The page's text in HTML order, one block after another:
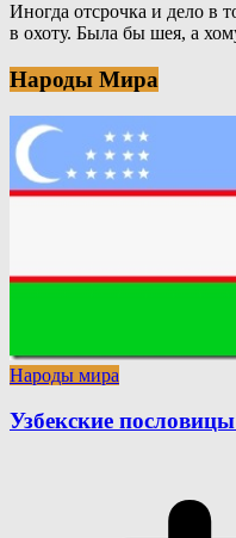
Иногда отсрочка и дело в
в охоту. Была бы шея, а
Народы Мира
Народы мира
Узбекские